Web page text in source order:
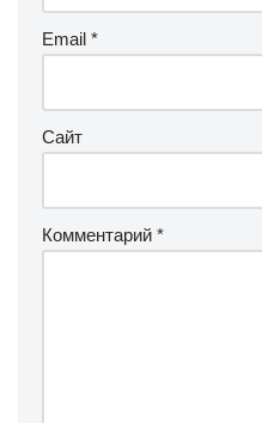
Email *
Сайт
Комментарий *